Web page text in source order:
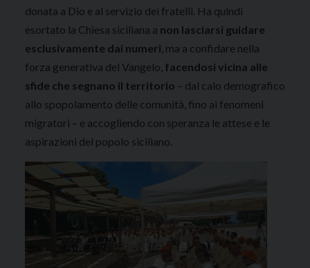
donata a Dio e al servizio dei fratelli. Ha quindi
esortato la Chiesa siciliana a non lasciarsi guidare
esclusivamente dai numeri , ma a confidare nella
forza generativa del Vangelo, facendosi vicina alle
sfide che segnano il territorio – dal calo demografico
allo spopolamento delle comunità, fino ai fenomeni
migratori – e accogliendo con speranza le attese e le
aspirazioni del popolo siciliano.